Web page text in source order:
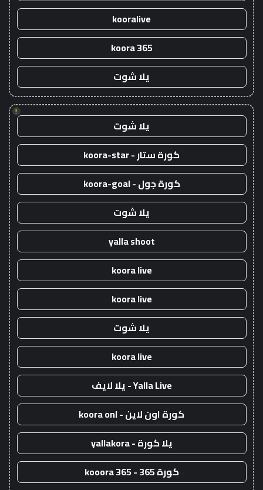
kooralive
koora 365
يلا شوت
!
يلا شوت
كورة ستار - koora-star
كورة جول - koora-goal
يلا شوت
yalla shoot
koora live
koora live
يلا شوت
koora live
Yalla Live - يلا لايف
كورة اون لاين - koora onl
يلا كورة - yallakora
كورة 365 - kooora 365